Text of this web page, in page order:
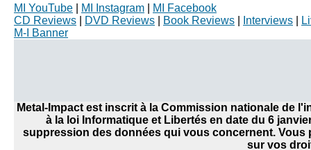
MI YouTube
MI Instagram
MI Facebook
CD Reviews
DVD Reviews Book Reviews Interviews
M-I Banner
Metal-Impact est inscrit à la Commission nationale de
à la loi Informatique et Libertés en date du 6
suppression des données qui vous concernent.
sur vos